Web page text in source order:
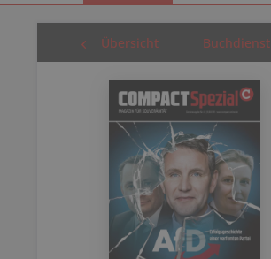
Übersicht Buchdienst